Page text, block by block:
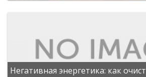
Негативная энергетика: как